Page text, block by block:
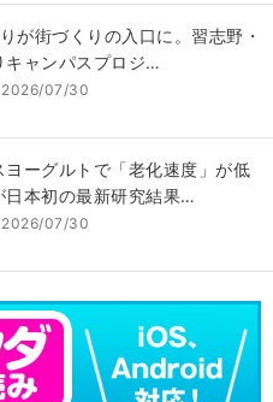
が街づくりの入口に。習志野・
キャンパスプロジ…
2026/07/30
ヨーグルトで「老化速度」が低
本初の最新研究結果…
2026/07/30